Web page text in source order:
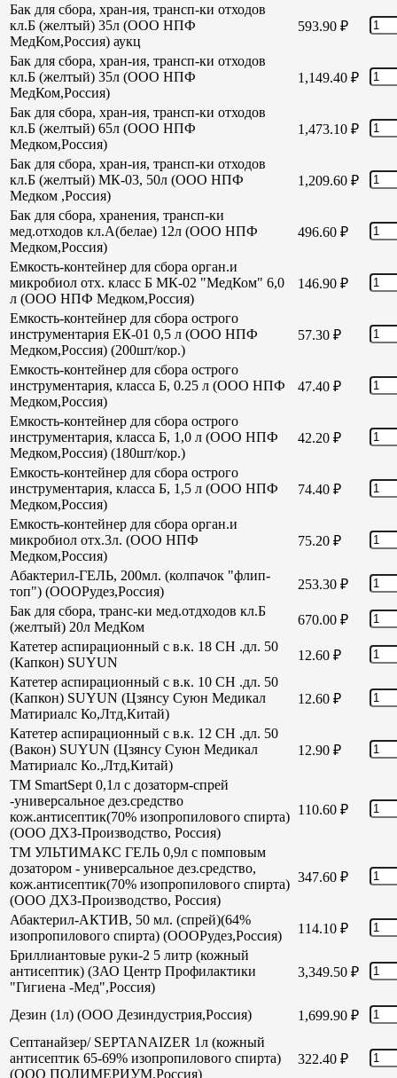
Бак для сбора, хран-ия, трансп-ки отходов
кл.Б (желтый) 35л (ООО НПФ
МедКом,Россия) аукц
593.90 ₽
Бак для сбора, хран-ия, трансп-ки отходов
кл.Б (желтый) 35л (ООО НПФ
МедКом,Россия)
1,149.40 ₽
Бак для сбора, хран-ия, трансп-ки отходов
кл.Б (желтый) 65л (ООО НПФ
Медком,Россия)
1,473.10 ₽
Бак для сбора, хран-ия, трансп-ки отходов
кл.Б (желтый) МК-03, 50л (ООО НПФ
Медком ,Россия)
1,209.60 ₽
Бак для сбора, хранения, трансп-ки
мед.отходов кл.А(белае) 12л (ООО НПФ
Медком,Россия)
496.60 ₽
Емкость-контейнер для сбора орган.и
микробиол отх. класс Б МК-02 "МедКом" 6,0
л (ООО НПФ Медком,Россия)
146.90 ₽
Емкость-контейнер для сбора острого
инструментария ЕК-01 0,5 л (ООО НПФ
Медком,Россия) (200шт/кор.)
57.30 ₽
Емкость-контейнер для сбора острого
инструментария, класса Б, 0.25 л (ООО НПФ
Медком,Россия)
47.40 ₽
Емкость-контейнер для сбора острого
инструментария, класса Б, 1,0 л (ООО НПФ
Медком,Россия) (180шт/кор.)
42.20 ₽
Емкость-контейнер для сбора острого
инструментария, класса Б, 1,5 л (ООО НПФ
Медком,Россия)
74.40 ₽
Емкость-контейнер для сбора орган.и
микробиол отх.3л. (ООО НПФ
Медком,Россия)
75.20 ₽
Абактерил-ГЕЛЬ, 200мл. (колпачок "флип-
топ") (ОООРудез,Россия)
253.30 ₽
Бак для сбора, транс-ки мед.отдходов кл.Б
(желтый) 20л МедКом
670.00 ₽
Катетер аспирационный с в.к. 18 СН .дл. 50
(Капкон) SUYUN
12.60 ₽
Катетер аспирационный с в.к. 10 СН .дл. 50
(Капкон) SUYUN (Цзянсу Суюн Медикал
Матириалс Ко,Лтд,Китай)
12.60 ₽
Катетер аспирационный с в.к. 12 СН .дл. 50
(Вакон) SUYUN (Цзянсу Суюн Медикал
Матириалс Ко.,Лтд,Китай)
12.90 ₽
TM SmartSept 0,1л с дозаторм-спрей
-универсальное дез.средство
кож.антисептик(70% изопропилового спирта)
(ООО ДХЗ-Производство, Россия)
110.60 ₽
TM УЛЬТИМАКС ГЕЛЬ 0,9л с помповым
дозатором - универсальное дез.средство,
кож.антисептик(70% изопропилового спирта)
(ООО ДХЗ-Производство, Россия)
347.60 ₽
Абактерил-АКТИВ, 50 мл. (спрей)(64%
изопропилового спирта) (ОООРудез,Россия)
114.10 ₽
Бриллиантовые руки-2 5 литр (кожный
антисептик) (ЗАО Центр Профилактики
"Гигиена -Мед",Россия)
3,349.50 ₽
Дезин (1л) (ООО Дезиндустрия,Россия) 1,699.90 ₽
Септанайзер/ SEPTANAIZER 1л (кожный
антисептик 65-69% изопропилового спирта)
(ООО ПОЛИМЕРИУМ,Россия)
322.40 ₽